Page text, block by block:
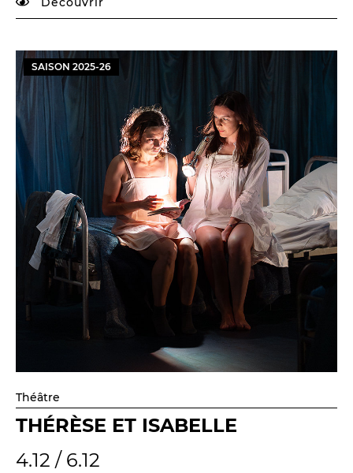
SAISON 2025-26
Théâtre
THÉRÈSE ET ISABELLE
4.12 / 6.12